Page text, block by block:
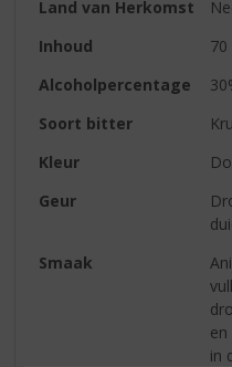
Land van Herkomst
Inhoud
70
Alcoholpercentage
Soort bitter
Kleur
Geur
Smaak
in